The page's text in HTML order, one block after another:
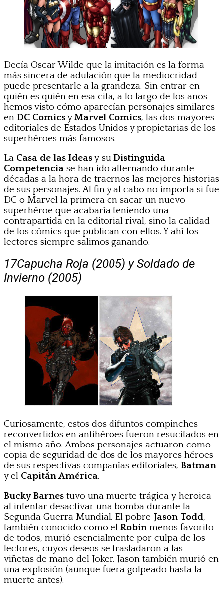
Decía Oscar Wilde que la imitación es la forma
más sincera de adulación que la mediocridad
puede presentarle a la grandeza. Sin entrar en
quién es quién en esa cita, a lo largo de los años
hemos visto cómo aparecían personajes similares
en DC ComicsyMarvel Comics, las dos mayores
editoriales de Estados Unidos y propietarias de los
superhéroes más famosos.
La Casa de las Ideasy su Distinguida
Competencia se han ido alternando durante
décadas a la hora de traernos las mejores historias
de sus personajes. Al fin y al cabo no importa si fue
DC o Marvel la primera en sacar un nuevo
superhéroe que acabaría teniendo una
contrapartida en la editorial rival, sino la calidad
de los cómics que publican con ellos. Y ahí los
lectores siempre salimos ganando.
17Capucha Roja (2005) y Soldado de
Invierno (2005)
Curiosamente, estos dos difuntos compinches
reconvertidos en antihéroes fueron resucitados en
el mismo año. Ambos personajes actuaron como
copia de seguridad de dos de los mayores héroes
de sus respectivas compañías editoriales, Batman
y el Capitán América.
Bucky Barnes tuvo una muerte trágica y heroica
al intentar desactivar una bomba durante la
Segunda Guerra Mundial. El pobre Jason Todd,
también conocido como el Robin menos favorito
de todos, murió esencialmente por culpa de los
lectores, cuyos deseos se trasladaron a las
viñetas de mano del Joker. Jason también murió en
una explosión (aunque fuera golpeado hasta la
muerte antes).